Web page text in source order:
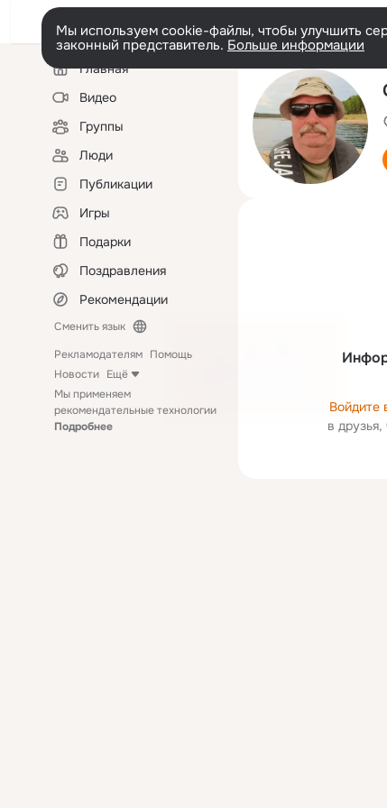
Мы используем cookie-файлы, чтобы улучшить
законный представитель. Больше информации
Левая
колонкаГлавная
Видео
Группы
Люди
Публикации
Игры
Подарки
Поздравления
Рекомендации
Сменить язык
Рекламодателям Помощь
Новости Ещё
Мы применяем
рекомендательные технологии
Подробнее
Войдите
в